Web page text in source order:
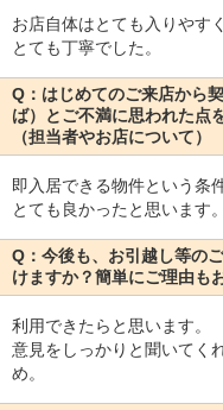
お店自体はとても入りやす
とても丁寧でした。
Q：はじめてのご来店から
ば）とご不満に思われた点
（担当者やお店について）
即入居できる物件という条
とても良かったと思います。
Q：今後も、お引越し等の
けますか？簡単にご理由も
利用できたらと思います。
意見をしっかりと聞いてく
め。